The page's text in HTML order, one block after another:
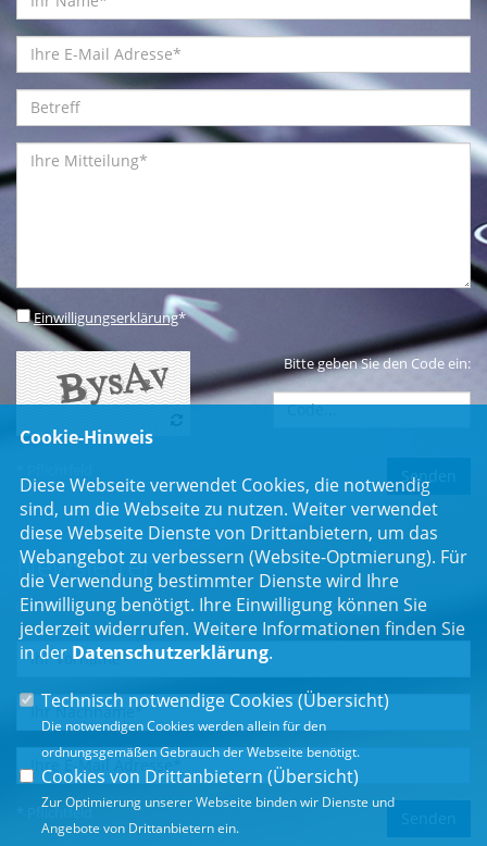
Einwilligungserklärung*
Bitte geben Sie den Code ein:
Newsletter
Erhalten Sie Neuigkeiten aus dem Landtag und der Region.
* Pflichtfeld
Cookie-Hinweis
Diese Webseite verwendet Cookies, die notwendig
sind, um die Webseite zu nutzen. Weiter verwendet
diese Webseite Dienste von Drittanbietern, um das
Webangebot zu verbessern (Website-Optmierung). Für
die Verwendung bestimmter Dienste wird Ihre
Einwilligung benötigt. Ihre Einwilligung können Sie
jederzeit widerrufen. Weitere Informationen finden Sie
in der Datenschutzerklärung.
Technisch notwendige Cookies (Übersicht)
Die notwendigen Cookies werden allein für den
ordnungsgemäßen Gebrauch der Webseite benötigt.
Cookies von Drittanbietern (Übersicht)
Zur Optimierung unserer Webseite binden wir Dienste und
Angebote von Drittanbietern ein.